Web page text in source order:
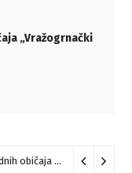
„Vražogrnački
U Vražogrncu počela Smotra narodnih običaja „Vražogrnački točak“